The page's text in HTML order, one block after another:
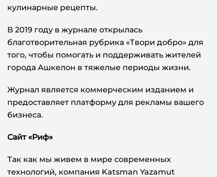
кулинарные рецепты.
В 2019 году в журнале открылась
благотворительная рубрика «Твори добро» для
того, чтобы помогать и поддерживать жителей
города Ашкелон в тяжелые периоды жизни.
Журнал является коммерческим изданием и
предоставляет платформу для рекламы вашего
бизнеса.
Сайт «Риф»
Так как мы живем в мире современных
технологий, компания Katsman Yazamut